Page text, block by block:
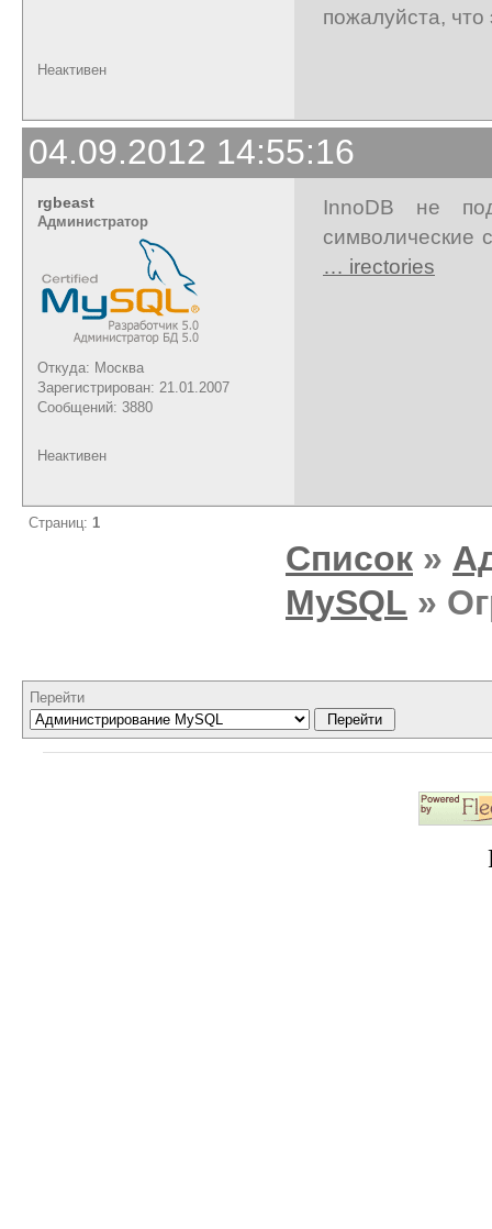
пожалуйста,
Неактивен
04.09.2012 14:55:16
rgbeast
Администратор
Откуда: Москва
Зарегистрирован: 21.01.2007
Сообщений: 3880
InnoDB не
символические
… irectories
Неактивен
Страниц: 1
Список »
MySQL »
Перейти